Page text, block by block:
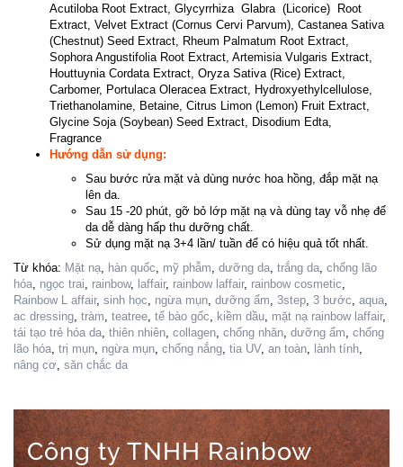
Acutiloba Root Extract, Glycyrrhiza Glabra (Licorice) Root
Extract, Velvet Extract (Cornus Cervi Parvum), Castanea Sativa
(Chestnut) Seed Extract, Rheum Palmatum Root Extract,
Sophora Angustifolia Root Extract, Artemisia Vulgaris Extract,
Houttuynia Cordata Extract, Oryza Sativa (Rice) Extract,
Carbomer, Portulaca Oleracea Extract, Hydroxyethylcellulose,
Triethanolamine, Betaine, Citrus Limon (Lemon) Fruit Extract,
Glycine Soja (Soybean) Seed Extract, Disodium Edta,
Fragrance
Hướng dẫn sử dụng:
Sau bước rửa mặt và dùng nước hoa hồng, đắp mặt nạ
lên da.
Sau 15 -20 phút, gỡ bỏ lớp mặt nạ và dùng tay vỗ nhẹ để
da dễ dàng hấp thu dưỡng chất.
Sử dụng mặt nạ 3+4 lần/ tuần để có hiệu quả tốt nhất.
Từ khóa: Mặt nạ hàn quốc mỹ phẫm dưỡng da trắng da chống lão
hóa ngọc trai rainbow, laffair, rainbow laffair, rainbow cosmetic
Rainbow L affair, sinh học ngừa mụn dưỡng ẩm 3step 3 bước aqua
ac dressing tràm teatree tế bào gốc kiềm dầu mặt nạ rainbow laffair,
tái tạo trẻ hóa da thiên nhiên collagen chống nhăn dưỡng ẩm chống
lão hóa trị mụn ngừa mụn chống nắng tia UV, an toàn lành tính
nâng cơ săn chắc da
Công ty TNHH Rainbow